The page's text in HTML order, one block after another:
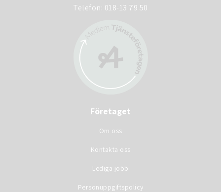
Telefon: 018-13 79 50
Företaget
Om oss
Kontakta oss
Lediga jobb
Personuppgiftspolicy